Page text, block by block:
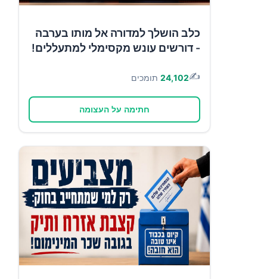
כלב הושלך למדורה אל מותו בערבה
- דורשים עונש מקסימלי למתעללים!
✍️
24,102 תומכים
חתימה על העצומה